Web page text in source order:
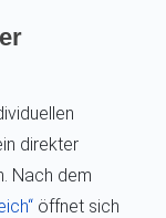
direkter
Nach dem
öffnet sich